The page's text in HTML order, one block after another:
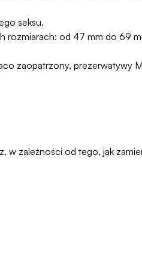
seksu.
rozmiarach: od 47 mm do 69
zaopatrzony, prezerwatywy
zależności od tego, jak